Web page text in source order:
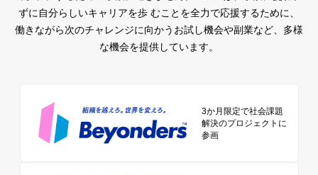
ずに自分らしいキャリアを歩 むことを全力で応援するために、
働きながら次のチャレンジに向かうお試し機会や副業など、多様
な機会を提供しています。
3か月限定で社会課題
解決のプロジェクトに
参画